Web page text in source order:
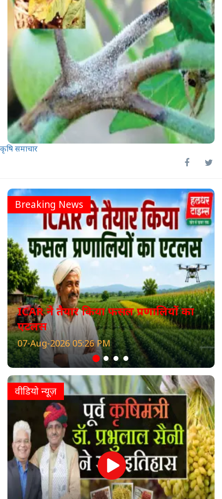
कृषि समाचार
Breaking News
ICAR ने तैयार किया फसल प्रणालियों का
एटलस
07-Aug-2026 05:26 PM
वीडियो न्यूज़